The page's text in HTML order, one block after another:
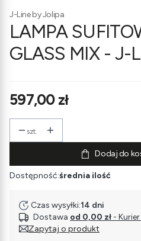
J-Line by Jolipa
LAMPA
GLASS MIX - J-
Cena
597,00 zł
szt.
Dodaj do
Dostępność:średnia ilość
Czas wysyłki:14 dni
Dostawa od 0,00 zł -
Zapytaj o produkt